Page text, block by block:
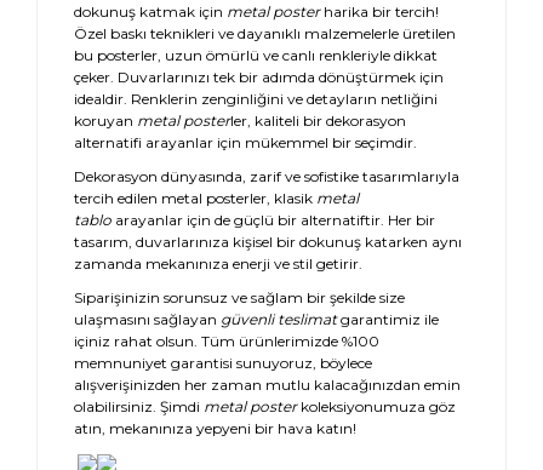
dokunuş katmak için metal posterharika bir tercih!
Özel baskı teknikleri ve dayanıklı malzemelerle üretilen
bu posterler, uzun ömürlü ve canlı renkleriyle dikkat
çeker. Duvarlarınızı tek bir adımda dönüştürmek için
idealdir. Renklerin zenginliğini ve detayların netliğini
koruyan metal posterler, kaliteli bir dekorasyon
alternatifi arayanlar için mükemmel bir seçimdir.
Dekorasyon dünyasında, zarif ve sofistike tasarımlarıyla
tercih edilen metal posterler, klasik metal
tablo arayanlar için de güçlü bir alternatiftir. Her bir
tasarım, duvarlarınıza kişisel bir dokunuş katarken aynı
zamanda mekanınıza enerji ve stil getirir.
Siparişinizin sorunsuz ve sağlam bir şekilde size
ulaşmasını sağlayan güvenli teslimatgarantimiz ile
içiniz rahat olsun. Tüm ürünlerimizde %100
memnuniyet garantisi sunuyoruz, böylece
alışverişinizden her zaman mutlu kalacağınızdan emin
olabilirsiniz. Şimdi metal posterkoleksiyonumuza göz
atın, mekanınıza yepyeni bir hava katın!